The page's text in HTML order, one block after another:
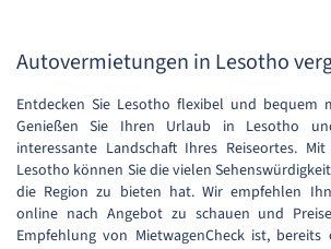
Autovermietungen in Lesotho
Entdecken Sie Lesotho flexibel und bequem
Genießen Sie Ihren Urlaub in Lesotho
interessante Landschaft Ihres Reiseortes.
Lesotho können Sie die vielen
die Region zu bieten hat. Wir empfehlen
online nach Angebot zu schauen und
Empfehlung von MietwagenCheck ist,